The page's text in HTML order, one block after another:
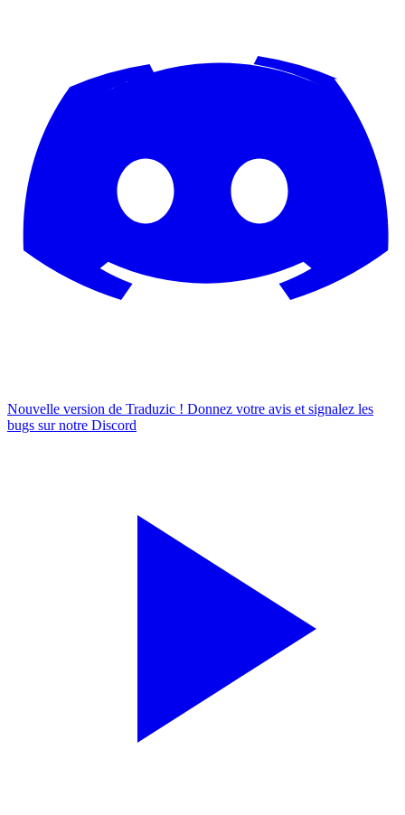
Nouvelle version de Traduzic ! Donnez votre avis et signalez les
bugs sur notre Discord